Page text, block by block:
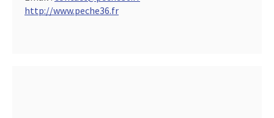
http://www.peche36.fr